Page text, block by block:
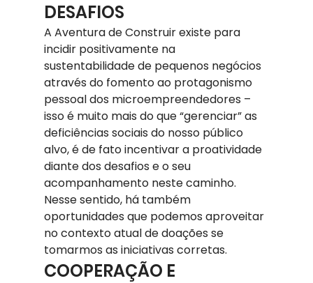
DESAFIOS
A Aventura de Construir existe para
incidir positivamente na
sustentabilidade de pequenos negócios
através do fomento ao protagonismo
pessoal dos microempreendedores –
isso é muito mais do que “gerenciar” as
deficiências sociais do nosso público
alvo, é de fato incentivar a proatividade
diante dos desafios e o seu
acompanhamento neste caminho.
Nesse sentido, há também
oportunidades que podemos aproveitar
no contexto atual de doações se
tomarmos as iniciativas corretas.
COOPERAÇÃO E